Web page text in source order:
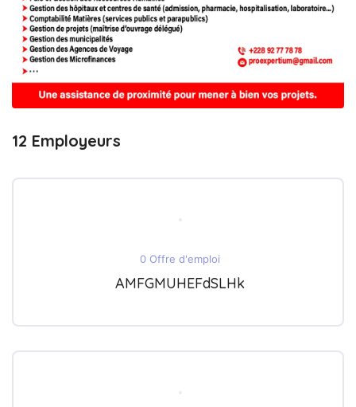
12 Employeurs
0 Offre d'emploi
AMFGMUHEFdSLHk